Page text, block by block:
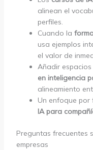
alinean el
perfiles.
Cuando la
usa ejemplos
el valor de
Añadir
en inteligencia
alineamiento
Un enfoque por
IA para
Preguntas frecuentes
empresas